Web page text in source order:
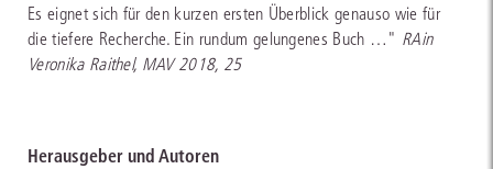
Es eignet sich für den kurzen ersten Überblick genauso wie für
die tiefere Recherche. Ein rundum gelungenes Buch …" RAin
Veronika Raithel, MAV 2018, 25
Herausgeber und Autoren